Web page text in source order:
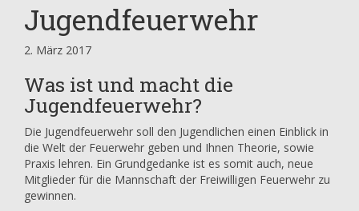
Jugendfeuerwehr
2. März 2017
Was ist und macht die
Jugendfeuerwehr?
Die Jugendfeuerwehr soll den Jugendlichen einen Einblick in
die Welt der Feuerwehr geben und Ihnen Theorie, sowie
Praxis lehren. Ein Grundgedanke ist es somit auch, neue
Mitglieder für die Mannschaft der Freiwilligen Feuerwehr zu
gewinnen.